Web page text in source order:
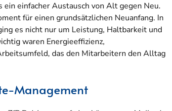
einfacher Austausch von Alt gegen Neu.
für einen grundsätzlichen Neuanfang. In
es nicht nur um Leistung, Haltbarkeit und
waren Energieeffizienz,
das den Mitarbeitern den Alltag
Management